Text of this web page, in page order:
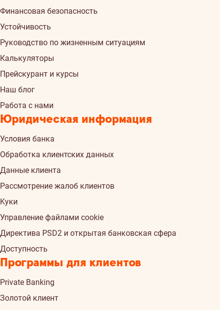
Финансовая безопасность
Устойчивость
Руководство по жизненным ситуациям
Калькуляторы
Прейскурант и курсы
Наш блог
Работа с нами
Юридическая информация
Условия банка
Обработка клиентских данных
Данные клиента
Рассмотрение жалоб клиентов
Kуки
Управление файлами cookie
Директива PSD2 и открытая банковская сфера
Доступность
Программы для клиентов
Private Banking
Золотой клиент